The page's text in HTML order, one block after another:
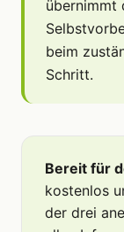
übernimmt
beim
Schritt.
Bereit für
kostenlos
der drei